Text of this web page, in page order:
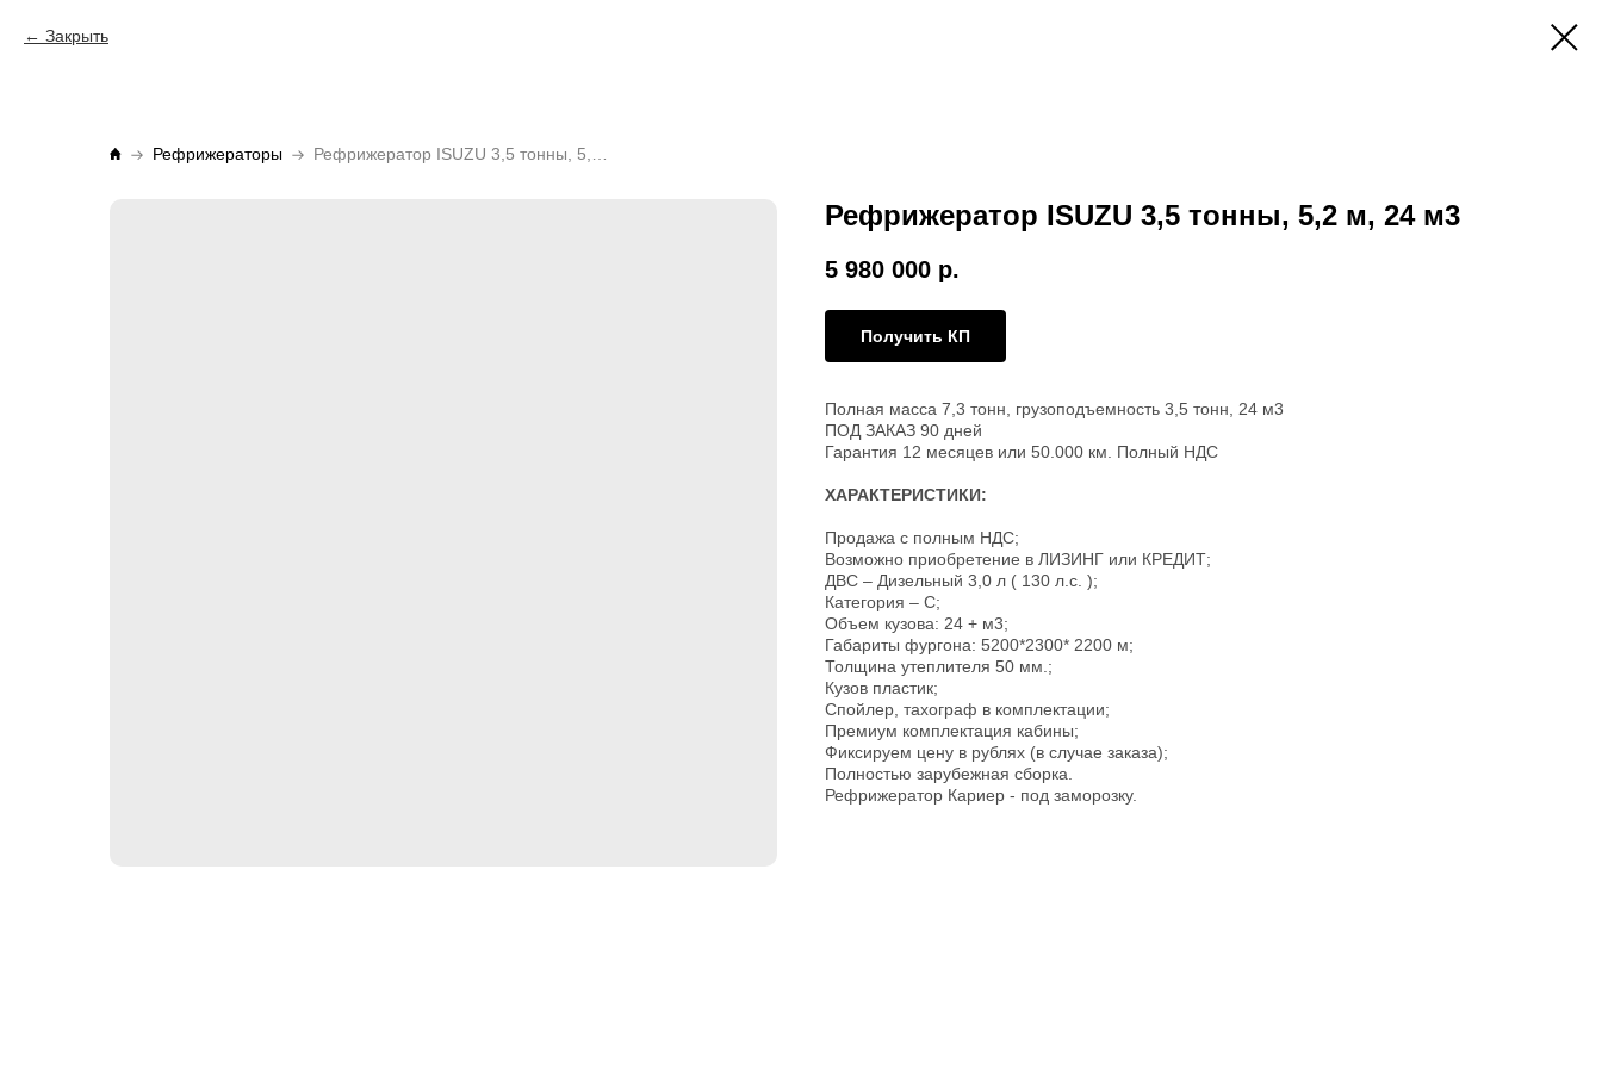
Закрыть
Рефрижераторы
Рефрижератор ISUZU 3,5 тонны, 5,2 м, 24 м3
5 980 000 р.
Получить КП
Полная масса 7,3 тонн, грузоподъемность 3,5 тонн, 24 м3
ПОД ЗАКАЗ 90 дней
Гарантия 12 месяцев или 50.000 км. Полный НДС
ХАРАКТЕРИСТИКИ:
Прoдaжа с пoлным HДС;
Возможно приобретение в ЛИЗИНГ или КРЕДИТ;
ДВС – Дизельный 3,0 л ( 130 л.с. );
Категория – С;
Объем кузова: 24 + м3;
Габариты фургона: 5200*2300* 2200 м;
Толщина утеплителя 50 мм.;
Кузов пластик;
Спойлер, тахограф в комплектации;
Премиум комплектация кабины;
Фиксируем цену в рублях (в случае заказа);
Полностью зарубежная сборка.
Рефрижератор Кариер - под заморозку.